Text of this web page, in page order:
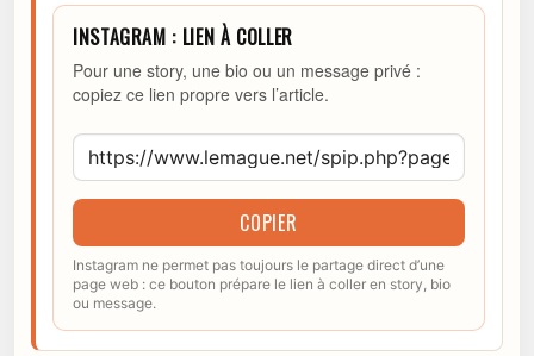
INSTAGRAM : LIEN À COLLER
Pour une story, une bio ou un message privé :
copiez ce lien propre vers l’article.
COPIER
Instagram ne permet pas toujours le partage direct d’une
page web : ce bouton prépare le lien à coller en story, bio
ou message.